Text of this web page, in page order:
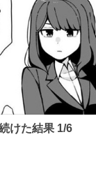
けた結果 1/6